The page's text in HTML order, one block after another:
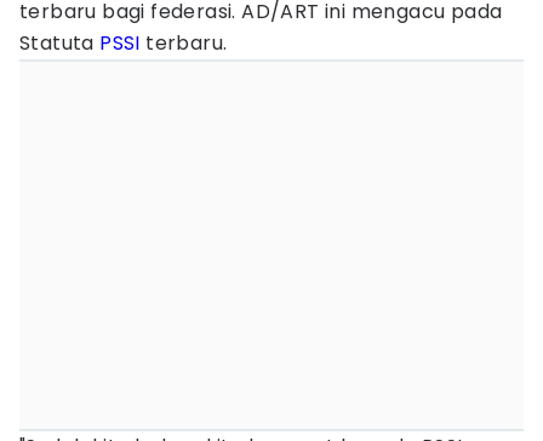
terbaru bagi federasi. AD/ART ini mengacu pada
Statuta PSSI terbaru.